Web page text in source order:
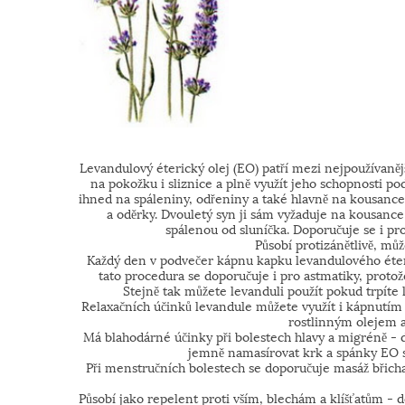
Levandulový éterický olej (EO) patří mezi
na pokožku i sliznice a plně využít jeho schopnosti
ihned na spáleniny, odřeniny a také hlavně na
a oděrky. Dvouletý syn ji sám vyžaduje na
spálenou od sluníčka. Doporučuje se i
Působí protizánětlivě,
Každý den v podvečer kápnu kapku levandulového
tato procedura se doporučuje i pro astmatiky,
Stejně tak můžete levanduli použít pokud
Relaxačních účinků levandule můžete využít i
rostlinným olejem
Má blahodárné účinky při bolestech hlavy a migréně
jemně namasírovat krk a spánky
Při menstručních bolestech se doporučuje masáž
Působí jako repelent proti vším, blechám a klíšťatům -